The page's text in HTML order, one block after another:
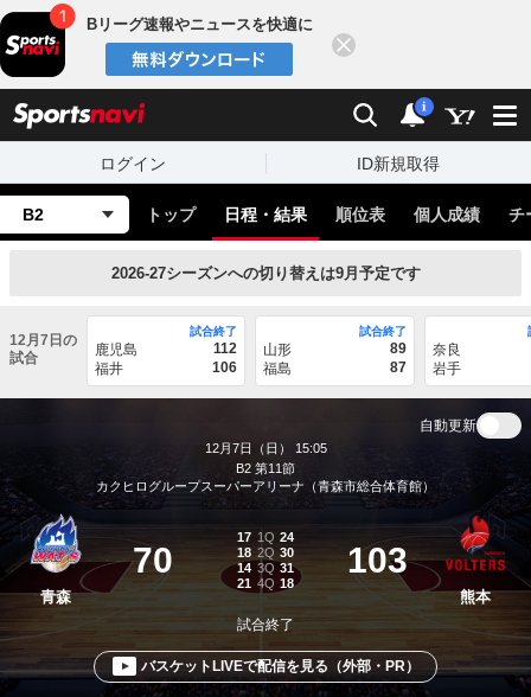
Bリーグ速報やニュースを快適に
検索 通知
i
ログイン ID新規取得
B2 トップ 日程・結果 順位表 個人成績 チ
2026-27シーズンへの切り替えは9月予定です
12月7日の
試合
試合終了
鹿児島
112
福井
106
試合終了
山形
89
福島
87
奈良
岩手